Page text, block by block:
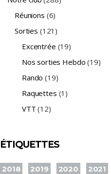
Réunions (6)
Sorties (121)
Excentrée (19)
Nos sorties Hebdo (19)
Rando (19)
Raquettes (1)
VTT (12)
ÉTIQUETTES
2018 2019 2020 2021